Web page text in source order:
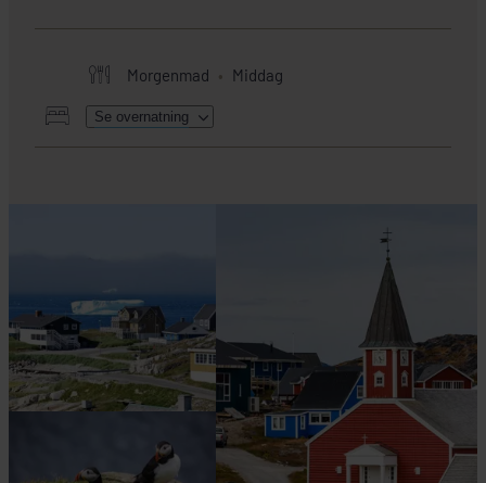
Grønland
M/S Fridtjof Nansen, HX
Morgenmad Middag
Se overnatning